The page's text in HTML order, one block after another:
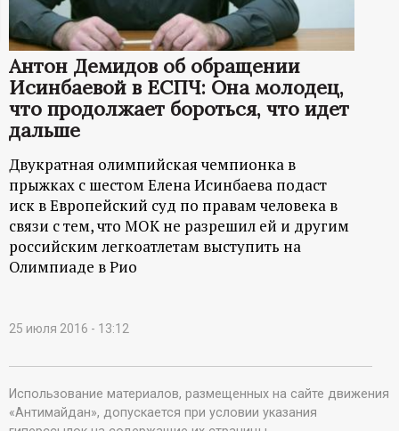
а
ц
и
о
н
н
ы
й
п
о
Антон Демидов об обращении
Исинбаевой в ЕСПЧ: Она молодец,
что продолжает бороться, что идет
дальше
Двукратная олимпийская чемпионка в
прыжках с шестом Елена Исинбаева подаст
иск в Европейский суд по правам человека в
связи с тем, что МОК не разрешил ей и другим
российским легкоатлетам выступить на
Олимпиаде в Рио
25 июля 2016 - 13:12
Использование материалов, размещенных на сайте движения
«Антимайдан», допускается при условии указания